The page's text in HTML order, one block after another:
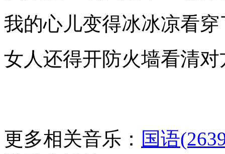
我的心儿变得冰冰凉看
女人还得开防火墙看清
更多相关音乐： 国语